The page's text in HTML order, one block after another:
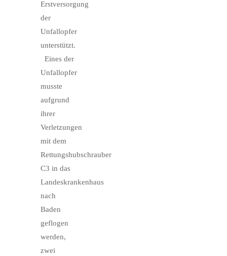
Erstversorgung
der
Unfallopfer
unterstützt.
Eines der
Unfallopfer
musste
aufgrund
ihrer
Verletzungen
mit dem
Rettungshubschrauber
C3 in das
Landeskrankenhaus
nach
Baden
geflogen
werden,
zwei